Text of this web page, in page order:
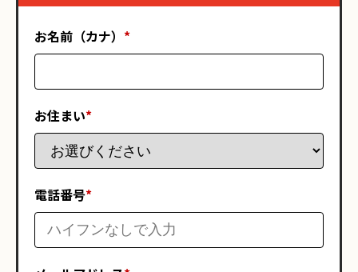
お名前（カナ） *
お住まい*
電話番号*